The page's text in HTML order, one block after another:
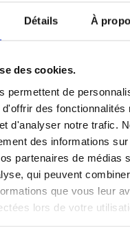
Détails À
des cookies.
permettent de
des fonctionnalités
d'analyser notre trafic.
des informations
partenaires de médias
qui peuvent
que vous leur
lors de votre
pour réduire les taches et
du Samsung Galaxy Z Flip5 grâce
Accessoires téléphone,Coque &